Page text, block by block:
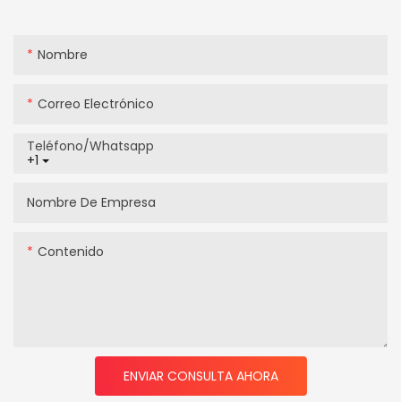
Nombre
Correo Electrónico
+1
Teléfono/whatsapp
Nombre De Empresa
Contenido
ENVIAR CONSULTA AHORA